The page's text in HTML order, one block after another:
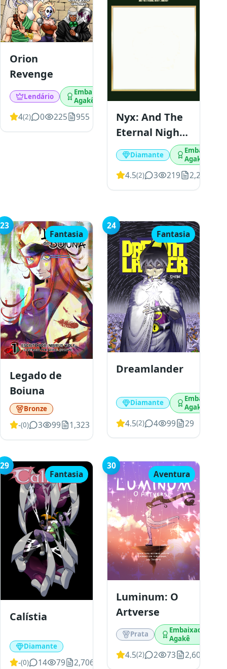
Orion
Revenge
Lendário
Embaixador
Agakê
4(2) 0 225 955
Nyx: And The
Eternal Night
Journey
Diamante
Embaixador
Agakê
4.5(2) 3 219 2,257
23
Fantasia
Legado de
Boiuna
Bronze
-(0) 3 99 1,323
24
Fantasia
Dreamlander
Diamante
Embaixador
Agakê
4.5(2) 4 99 29
29
Fantasia
Calístia
Diamante
-(0) 14 79 2,706
30
Aventura
Luminum: O
Artverse
Prata
Embaixador
Agakê
4.5(2) 2 73 2,603